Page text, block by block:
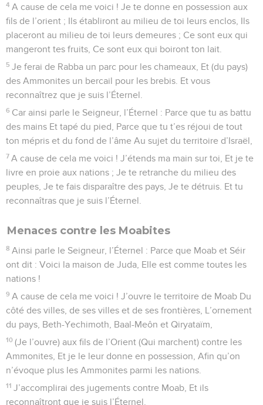
4 A cause de cela me voici ! Je te donne en possession aux
fils de l’orient ; Ils établiront au milieu de toi leurs enclos, Ils
placeront au milieu de toi leurs demeures ; Ce sont eux qui
mangeront tes fruits, Ce sont eux qui boiront ton lait.
5 Je ferai de Rabba un parc pour les chameaux, Et (du pays)
des Ammonites un bercail pour les brebis. Et vous
reconnaîtrez que je suis l’Éternel.
6 Car ainsi parle le Seigneur, l’Éternel : Parce que tu as battu
des mains Et tapé du pied, Parce que tu t’es réjoui de tout
ton mépris et du fond de l’âme Au sujet du territoire d’Israël,
7 A cause de cela me voici ! J’étends ma main sur toi, Et je te
livre en proie aux nations ; Je te retranche du milieu des
peuples, Je te fais disparaître des pays, Je te détruis. Et tu
reconnaîtras que je suis l’Éternel.
Menaces contre les Moabites
8 Ainsi parle le Seigneur, l’Éternel : Parce que Moab et Séir
ont dit : Voici la maison de Juda, Elle est comme toutes les
nations !
9 A cause de cela me voici ! J’ouvre le territoire de Moab Du
côté des villes, de ses villes et de ses frontières, L’ornement
du pays, Beth-Yechimoth, Baal-Meôn et Qiryataïm,
10 (Je l’ouvre) aux fils de l’Orient (Qui marchent) contre les
Ammonites, Et je le leur donne en possession, Afin qu’on
n’évoque plus les Ammonites parmi les nations.
11 J’accomplirai des jugements contre Moab, Et ils
reconnaîtront que je suis l’Éternel.